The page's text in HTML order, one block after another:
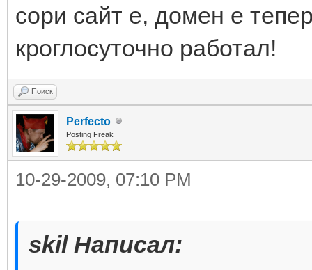
cори сайт е, домен е
кроглосуточно работал!
Поиск
Perfecto
Posting Freak
10-29-2009, 07:10 PM
skil Написал: